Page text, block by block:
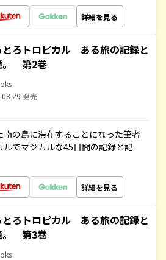
詳細を見る
とろトロピカル ある旅の記録と
。 第2巻
発売
の島に滞在することになった筆者
でマジカルな45日間の記録と記
詳細を見る
とろトロピカル ある旅の記録と
。 第3巻